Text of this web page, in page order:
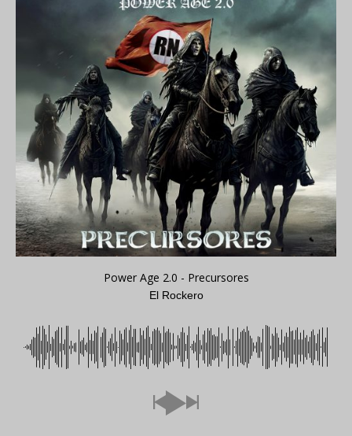
Power Age 2.0 - Precursores
El Rockero